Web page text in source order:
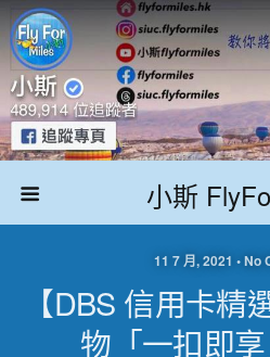
小斯
11 7 月, 2021 • No
【DBS 信用卡
物「一扣即